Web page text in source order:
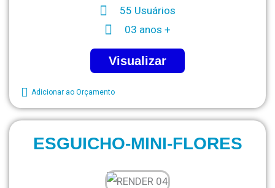
55 Usuários
03 anos +
Visualizar
Adicionar ao Orçamento
ESGUICHO-MINI-FLORES